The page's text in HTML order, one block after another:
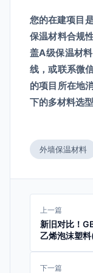
您的在建项目
保温材料合规
盖A级保温材
线，或联系微
的项目所在地
下的多材料选
外墙保温材料
上一篇
新旧对比！
乙烯泡沫塑
下一篇